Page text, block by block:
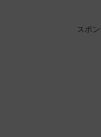
スポ